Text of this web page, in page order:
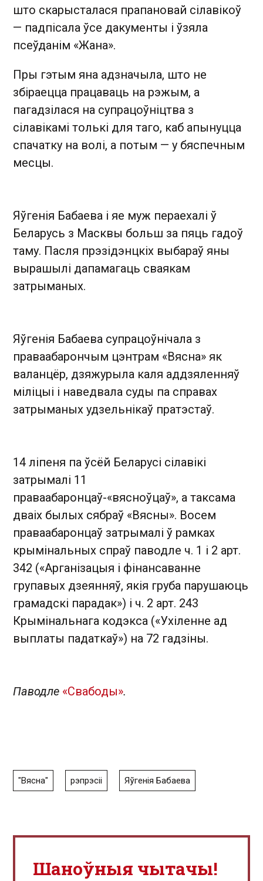
што скарысталася прапановай сілавікоў
— падпісала ўсе дакументы і ўзяла
псеўданім «Жана».
Пры гэтым яна адзначыла, што не
збіраецца працаваць на рэжым, а
пагадзілася на супрацоўніцтва з
сілавікамі толькі для таго, каб апынуцца
спачатку на волі, а потым — у бяспечным
месцы.
Яўгенія Бабаева і яе муж пераехалі ў
Беларусь з Масквы больш за пяць гадоў
таму. Пасля прэзідэнцкіх выбараў яны
вырашылі дапамагаць сваякам
затрыманых.
Яўгенія Бабаева супрацоўнічала з
праваабарончым цэнтрам «Вясна» як
валанцёр, дзяжурыла каля аддзяленняў
міліцыі і наведвала суды па справах
затрыманых удзельнікаў пратэстаў.
14 ліпеня па ўсёй Беларусі сілавікі
затрымалі 11
праваабаронцаў-«вясноўцаў», а таксама
дваіх былых сябраў «Вясны». Восем
праваабаронцаў затрымалі ў рамках
крымінальных спраў паводле ч. 1 і 2 арт.
342 («Арганізацыя і фінансаванне
групавых дзеянняў, якія груба парушаюць
грамадскі парадак») і ч. 2 арт. 243
Крымінальнага кодэкса («Ухіленне ад
выплаты падаткаў») на 72 гадзіны.
Паводле «Свабоды».
"Вясна" рэпрэсіі Яўгенія Бабаева
Шаноўныя чытачы!